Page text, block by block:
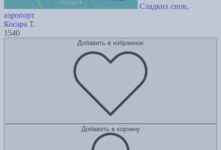
Сладких снов,
аэропорт
Косара Т.
1540
Добавить в избранное
Добавить в корзину